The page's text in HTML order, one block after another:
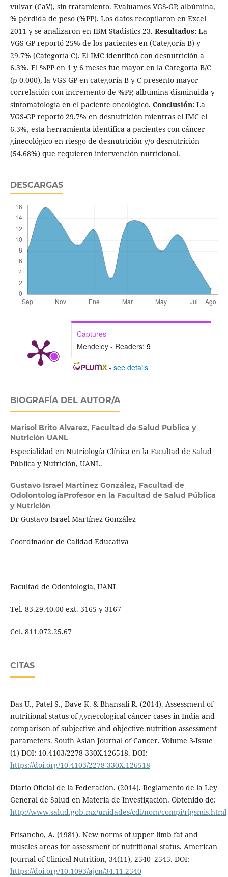
vulvar (CaV), sin tratamiento. Evaluamos VGS-GP, albúmina,
% pérdida de peso (%PP). Los datos recopilaron en Excel
2011 y se analizaron en IBM Stadistics 23. Resultados:La
VGS-GP reportó 25% de los pacientes en (Categoría B) y
29.7% (Categoría C). El IMC identificó con desnutrición a
6.3%. El %PP en 1 y 6 meses fue mayor en la Categoría B/C
(p 0.000), la VGS-GP en categoría B y C presento mayor
correlación con incremento de %PP, albumina disminuida y
sintomatología en el paciente oncológico. Conclusión: La
VGS-GP reportó 29.7% en desnutrición mientras el IMC el
6.3%, esta herramienta identifica a pacientes con cáncer
ginecológico en riesgo de desnutrición y/o desnutrición
(54.68%) que requieren intervención nutricional.
DESCARGAS
Captures
Mendeley - Readers: 9
- see details
BIOGRAFÍA DEL AUTOR/A
Marisol Brito Alvarez, Facultad de Salud Publica y
Nutrición UANL
Especialidad en Nutriología Clínica en la Facultad de Salud
Pública y Nutrición, UANL.
Gustavo Israel Martínez González, Facultad de
OdolontologíaProfesor en la Facultad de Salud Pública
y Nutrición
Dr Gustavo Israel Martínez González
Coordinador de Calidad Educativa
Facultad de Odontología, UANL
Tel. 83.29.40.00 ext. 3165 y 3167
Cel. 811.072.25.67
CITAS
Das U., Patel S., Dave K. & Bhansali R. (2014). Assessment of
nutritional status of gynecological cáncer cases in India and
comparison of subjective and objective nutrition assessment
parameters. South Asian Journal of Cancer. Volume 3-Issue
(1) DOI: 10.4103/2278-330X.126518. DOI:
https://doi.org/10.4103/2278-330X.126518
Diario Oficial de la Federación. (2014). Reglamento de la Ley
General de Salud en Materia de Investigación. Obtenido de:
http://www.salud.gob.mx/unidades/cdi/nom/compi/rlgsmis.html
Frisancho, A. (1981). New norms of upper limb fat and
muscles areas for assessment of nutritional status. American
Journal of Clinical Nutrition, 34(11), 2540–2545. DOI:
https://doi.org/10.1093/ajcn/34.11.2540